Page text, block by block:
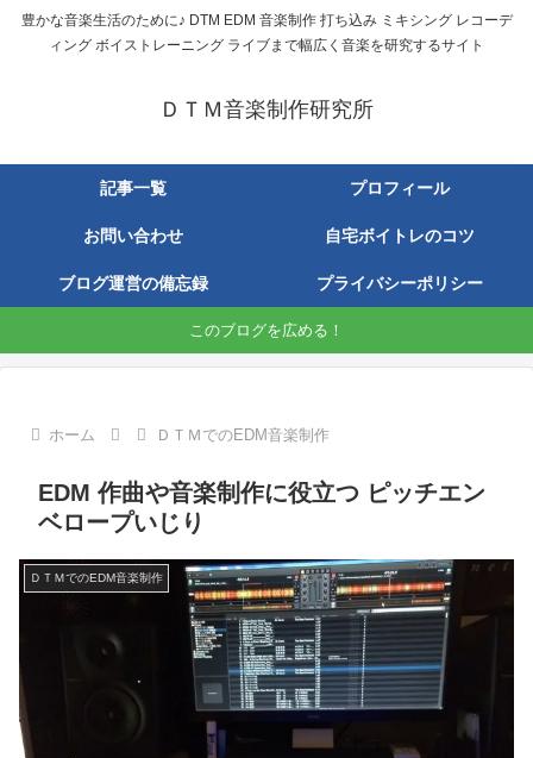
豊かな音楽生活のために♪ DTM EDM 音楽制作 打ち込み ミキシング レコーデ
ィング ボイストレーニング ライブまで幅広く音楽を研究するサイト
ＤＴＭ音楽制作研究所
記事一覧 プロフィール
お問い合わせ 自宅ボイトレのコツ
ブログ運営の備忘録 プライバシーポリシー
このブログを広める！
ホーム ＤＴＭでのEDM音楽制作
EDM 作曲や音楽制作に役立つ ピッチエン
ベロープいじり
ＤＴＭでのEDM音楽制作